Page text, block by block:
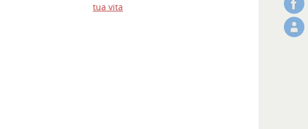
tua vita